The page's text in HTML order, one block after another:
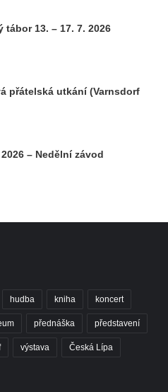
tábor 13. – 17. 7. 2026
přátelská utkání (Varnsdorf
– Nedělní závod
hudba kniha koncert
přednáška představení
výstava Česká Lípa